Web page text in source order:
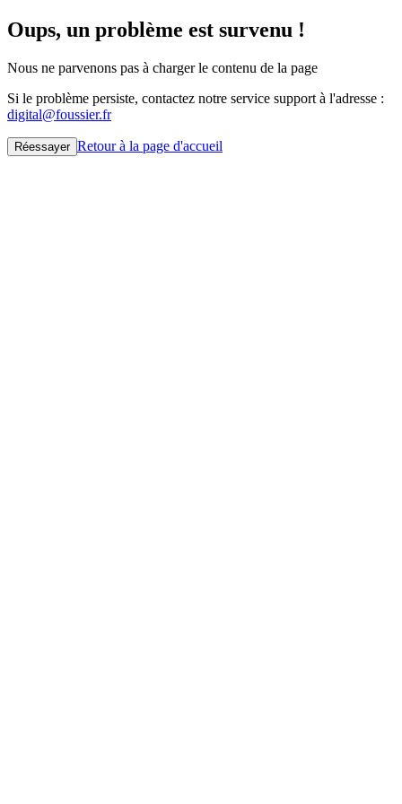
Oups, un problème est survenu !
Nous ne parvenons pas à charger le contenu de la page
Si le problème persiste, contactez notre service support à l'adresse :
digital@foussier.fr
Réessayer Retour à la page d'accueil